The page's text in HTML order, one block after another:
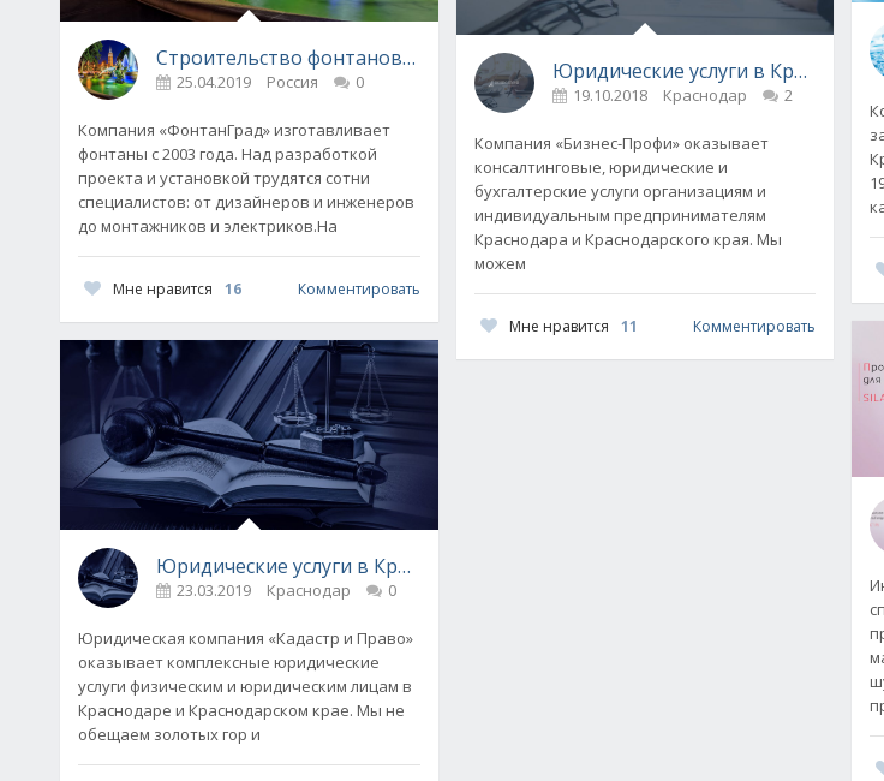
Строительство фонтанов на заказ под ключ от компании «ФонтанГрад»
25.04.2019 Россия 0
Компания «ФонтанГрад» изготавливает
фонтаны с 2003 года. Над разработкой
проекта и установкой трудятся сотни
специалистов: от дизайнеров и инженеров
до монтажников и электриков.На
Мне нравится 16 Комментировать
Юридические услуги в Краснодаре от компании «Кадастр и Право»
23.03.2019 Краснодар 0
Юридическая компания «Кадастр и Право»
оказывает комплексные юридические
услуги физическим и юридическим лицам в
Краснодаре и Краснодарском крае. Мы не
обещаем золотых гор и
Юридические услуги в
19.10.2018 Краснодар 2
Компания «Бизнес-Профи» оказывает
консалтинговые, юридические и
бухгалтерские услуги организациям и
индивидуальным предпринимателям
Краснодара и Краснодарского края. Мы
можем
Мне нравится 11 Комментировать